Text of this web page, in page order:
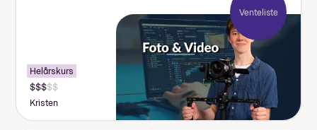
Venteliste
Helårskurs
Kristen